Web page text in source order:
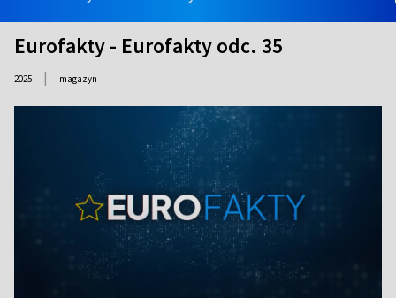
Eurofakty - Eurofakty odc. 35
2025 | magazyn